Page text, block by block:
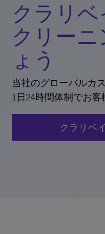
クラリ
クリー
ょう
当社のグローバルカ
1日24時間体制でお客
クラリベ